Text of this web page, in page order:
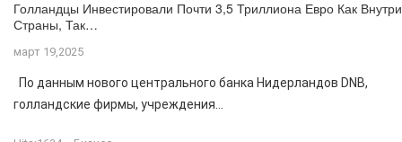
Голландцы Инвестировали Почти 3,5 Триллиона Евро Как Внутри
Страны, Так…
март 19,2025
По данным нового центрального банка Нидерландов DNB,
голландские фирмы, учреждения...